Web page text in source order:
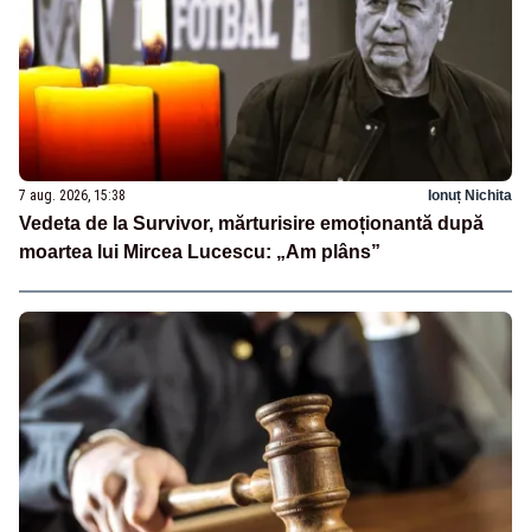
7 aug. 2026, 15:38 Ionuț Nichita
Vedeta de la Survivor, mărturisire emoționantă după
moartea lui Mircea Lucescu: „Am plâns”